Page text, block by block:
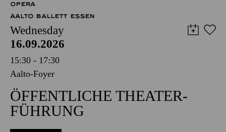
OPERA
AALTO BALLETT ESSEN
Wednesday
16.09.2026
15:30 - 17:30
Aalto-Foyer
ÖFFENTLICHE THEATER­
FÜHRUNG